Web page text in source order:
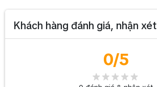
Khách hàng đánh giá, nhận xét
0/5